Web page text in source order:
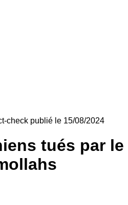
check publié le 15/08/2024
tués par le